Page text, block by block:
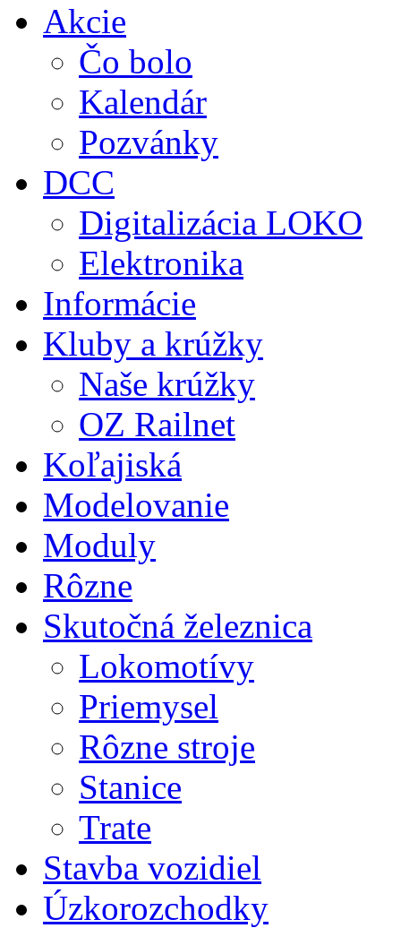
Akcie
Čo bolo
Kalendár
Pozvánky
DCC
Digitalizácia LOKO
Elektronika
Informácie
Kluby a krúžky
Naše krúžky
OZ Railnet
Koľajiská
Modelovanie
Moduly
Rôzne
Skutočná železnica
Lokomotívy
Priemysel
Rôzne stroje
Stanice
Trate
Stavba vozidiel
Úzkorozchodky